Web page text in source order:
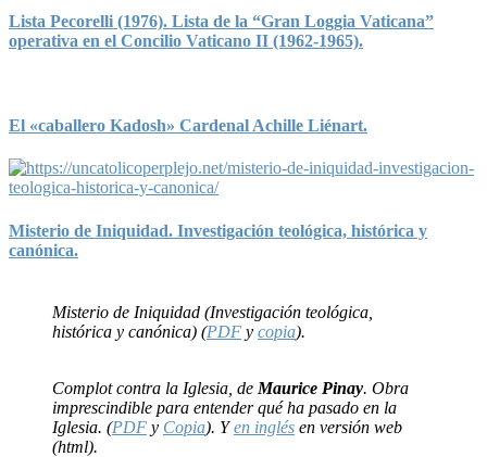
Lista Pecorelli (1976). Lista de la “Gran Loggia Vaticana”
operativa en el Concilio Vaticano II (1962-1965).
El «caballero Kadosh» Cardenal Achille Liénart.
Misterio de Iniquidad. Investigación teológica, histórica y
canónica.
Misterio de Iniquidad (Investigación teológica,
histórica y canónica) (PDF y copia).
Complot contra la Iglesia, de Maurice Pinay. Obra
imprescindible para entender qué ha pasado en la
Iglesia. (PDF y Copia). Yen inglés en versión web
(html).